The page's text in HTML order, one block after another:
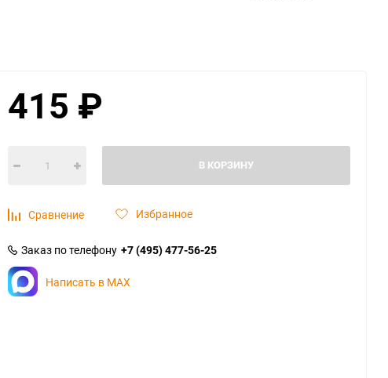
415 ₽
В КОРЗИНУ
Сравнение Избранное
Заказ по телефону +7 (495) 477-56-25
Написать в MAX